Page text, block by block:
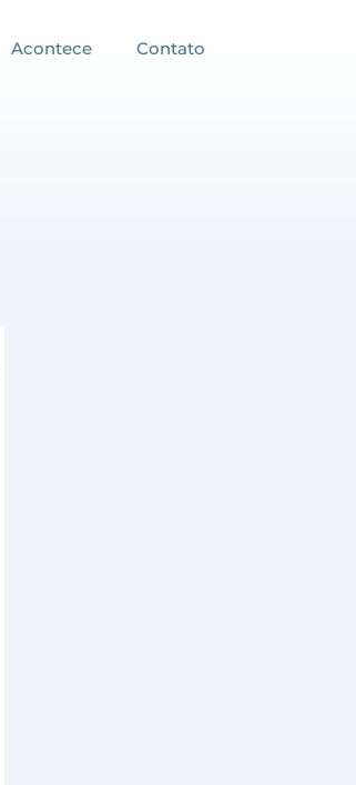
Acontece Contato